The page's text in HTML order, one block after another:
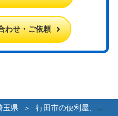
わせ・ご依頼
玉県 行田市の便利屋、不用品回収・粗大ゴミ処分・引っ越処分が激安